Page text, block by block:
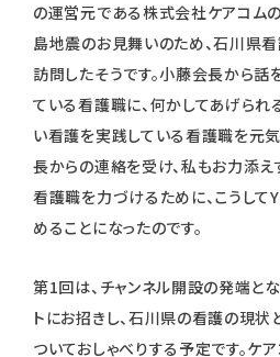
の運営元である株式会社ケアコム
島地震のお見舞いのため、石川県
訪問したそうです。小藤会長から話
ている看護職に、何かしてあげられ
い看護を実践している看護職を元
長からの連絡を受け、私もお力添え
看護職を力づけるために、こうし
めることになったのです。
第1回は、チャンネル開設の発端と
トにお招きし、石川県の看護の現
ついておしゃべりする予定です。ケ